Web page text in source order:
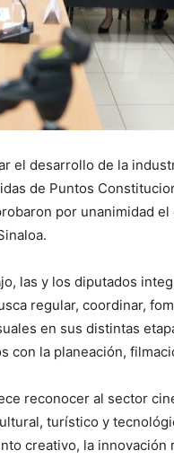
el desarrollo de la
de Puntos
por unanimidad
las y los diputados
regular, coordinar,
en sus distintas
con la planeación,
reconocer al sector
turístico y
creativo, la